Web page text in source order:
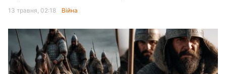
13 травня, 02:18 Війна